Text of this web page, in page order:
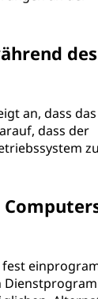
des
an, dass das
dass der
zu
fest